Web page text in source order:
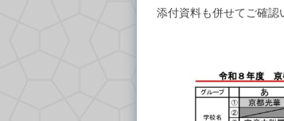
添付資料も併せてご確認